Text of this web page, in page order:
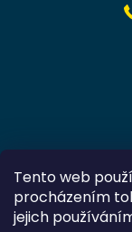
Tento web
procházením
jejich